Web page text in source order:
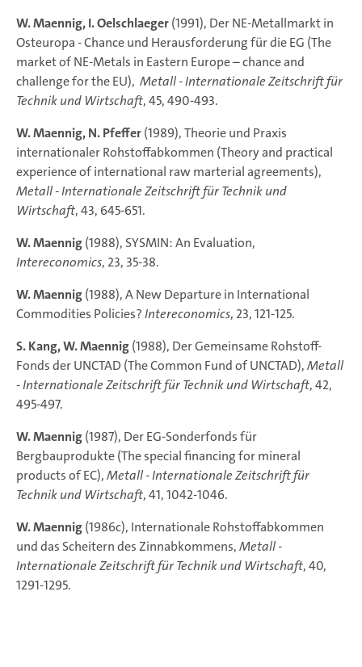
W. Maennig, I. Oelschlaeger(1991), Der NE-Metallmarkt in
Osteuropa - Chance und Herausforderung für die EG (The
market of NE-Metals in Eastern Europe – chance and
challenge for the EU), Metall - Internationale Zeitschrift für
Technik und Wirtschaft, 45, 490-493.
W. Maennig, N. Pfeffer(1989), Theorie und Praxis
internationaler Rohstoffabkommen (Theory and practical
experience of international raw marterial agreements),
Metall - Internationale Zeitschrift für Technik und
Wirtschaft, 43, 645-651.
W. Maennig(1988), SYSMIN: An Evaluation,
Intereconomics, 23, 35-38.
W. Maennig(1988), A New Departure in International
Commodities Policies?Intereconomics, 23, 121-125.
S. Kang, W. Maennig(1988), Der Gemeinsame Rohstoff-
Fonds der UNCTAD (The Common Fund of UNCTAD),Metall
- Internationale Zeitschrift für Technik und Wirtschaft, 42,
495-497.
W. Maennig(1987), Der EG-Sonderfonds für
Bergbauprodukte (The special financing for mineral
products of EC),Metall - Internationale Zeitschrift für
Technik und Wirtschaft, 41, 1042-1046.
W. Maennig(1986c), Internationale Rohstoffabkommen
und das Scheitern des Zinnabkommens,Metall -
Internationale Zeitschrift für Technik und Wirtschaft, 40,
1291-1295.